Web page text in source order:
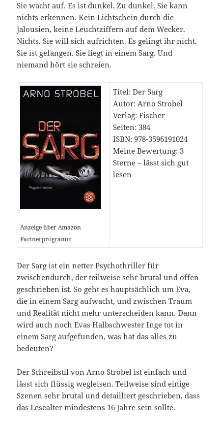
Sie wacht auf. Es ist dunkel. Zu dunkel. Sie kann
nichts erkennen. Kein Lichtschein durch die
Jalousien, keine Leuchtziffern auf dem Wecker.
Nichts. Sie will sich aufrichten. Es gelingt ihr nicht.
Sie ist gefangen. Sie liegt in einem Sarg. Und
niemand hört sie schreien.
Anzeige über Amazon
Partnerprogramm
Titel: Der Sarg
Autor: Arno Strobel
Verlag: Fischer
Seiten: 384
ISBN: 978-3596191024
Meine Bewertung: 3
Sterne – lässt sich gut
lesen
Der Sarg ist ein netter Psychothriller für
zwischendurch, der teilweise sehr brutal und offen
geschrieben ist. So geht es hauptsächlich um Eva,
die in einem Sarg aufwacht, und zwischen Traum
und Realität nicht mehr unterscheiden kann. Dann
wird auch noch Evas Halbschwester Inge tot in
einem Sarg aufgefunden, was hat das alles zu
bedeuten?
Der Schreibstil von Arno Strobel ist einfach und
lässt sich flüssig wegleisen. Teilweise sind einige
Szenen sehr brutal und detailliert geschrieben, dass
das Lesealter mindestens 16 Jahre sein sollte.